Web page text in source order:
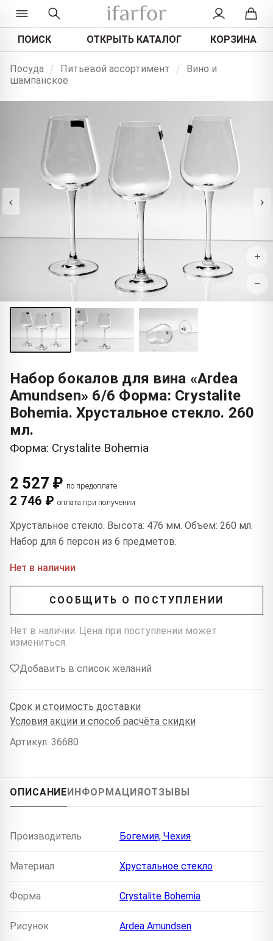
ПОИСК ОТКРЫТЬ КАТАЛОГ КОРЗИНА
Посуда / Питьевой ассортимент /
Вино и
шампанское
‹ ›
+
−
Набор бокалов для вина «Ardea
Amundsen» 6/6 Форма: Crystalite
Bohemia. Хрустальное стекло. 260
мл.
Форма: Crystalite Bohemia
2 527 ₽ по предоплате
2 746 ₽ оплата при получении
Хрустальное стекло. Высота: 476 мм. Объем: 260 мл.
Набор для 6 персон из 6 предметов.
Нет в наличии
СООБЩИТЬ О ПОСТУПЛЕНИИ
Нет в наличии. Цена при поступлении может
измениться.
Добавить в список желаний
Срок и стоимость доставки
Условия акции и способ расчёта скидки
Артикул: 36680
ОПИСАНИЕИНФОРМАЦИЯОТЗЫВЫ
Производитель Богемия, Чехия
Материал Хрустальное стекло
Форма Crystalite Bohemia
Рисунок Ardea Amundsen